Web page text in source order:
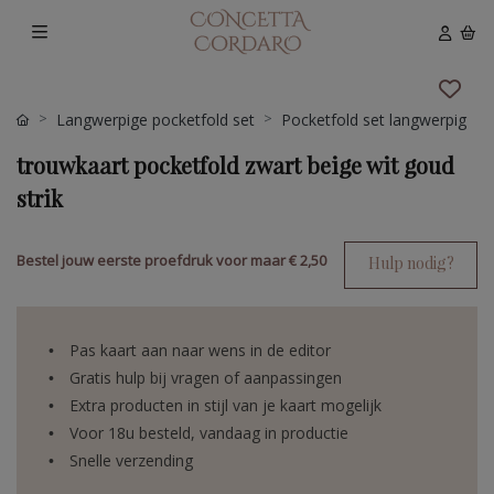
Langwerpige pocketfold set Pocketfold set langwerpig
trouwkaart pocketfold zwart beige wit goud
strik
Bestel jouw eerste proefdruk voor maar€ 2,50 Hulp nodig?
Pas kaart aan naar wens in de editor
Gratis hulp bij vragen of aanpassingen
Extra producten in stijl van je kaart mogelijk
Voor 18u besteld, vandaag in productie
Snelle verzending